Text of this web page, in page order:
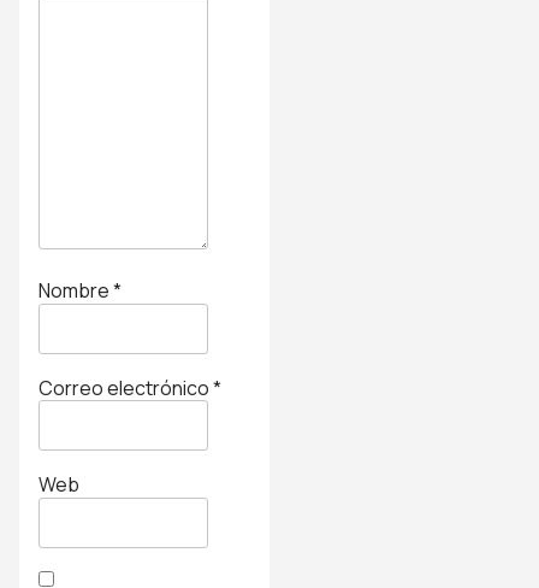
Nombre*
Correo electrónico*
Web